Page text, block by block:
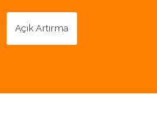
Açık Artırma